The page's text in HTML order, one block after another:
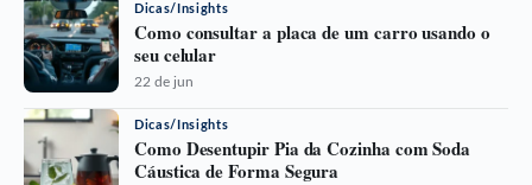
Dicas/Insights
Como consultar a placa de um carro usando o
seu celular
22 de jun
Dicas/Insights
Como Desentupir Pia da Cozinha com Soda
Cáustica de Forma Segura